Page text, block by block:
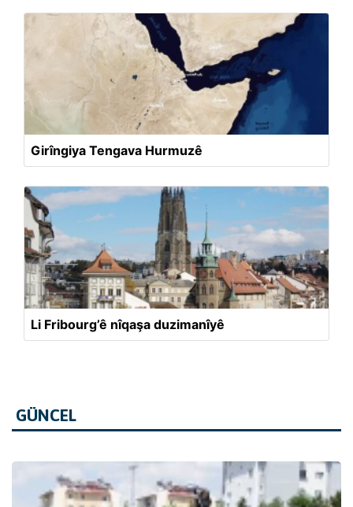
Girîngiya Tengava Hurmuzê
Li Fribourg’ê nîqaşa duzimanîyê
GÜNCEL